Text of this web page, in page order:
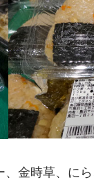
金時草、に